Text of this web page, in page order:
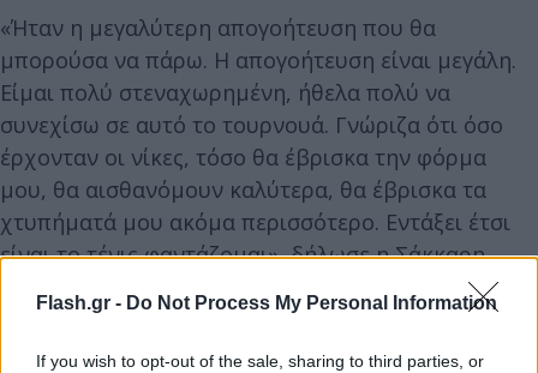
Flash.gr - Do Not Process My Personal Information
If you wish to opt-out of the sale, sharing to third parties, or
«Ήταν η μεγαλύτερη απογοήτευση που θα
μπορούσα να πάρω. Η απογοήτευση είναι μεγάλη.
Είμαι πολύ στεναχωρημένη, ήθελα πολύ να
συνεχίσω σε αυτό το τουρνουά. Γνώριζα ότι όσο
έρχονταν οι νίκες, τόσο θα έβρισκα την φόρμα
μου, θα αισθανόμουν καλύτερα, θα έβρισκα τα
χτυπήματά μου ακόμα περισσότερο. Εντάξει έτσι
είναι το τένις φαντάζομαι», δήλωσε η Σάκκαρη.
στόχο της, που δεν είναι άλλος από το να τελειώσει